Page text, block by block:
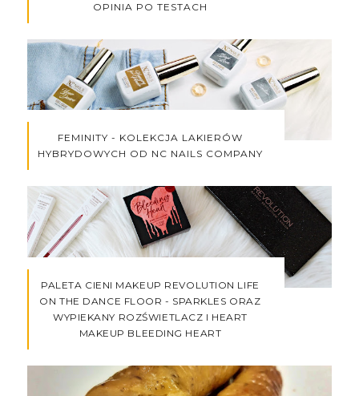
OPINIA PO TESTACH
FEMINITY - KOLEKCJA LAKIERÓW
HYBRYDOWYCH OD NC NAILS COMPANY
PALETA CIENI MAKEUP REVOLUTION LIFE
ON THE DANCE FLOOR - SPARKLES ORAZ
WYPIEKANY ROZŚWIETLACZ I HEART
MAKEUP BLEEDING HEART